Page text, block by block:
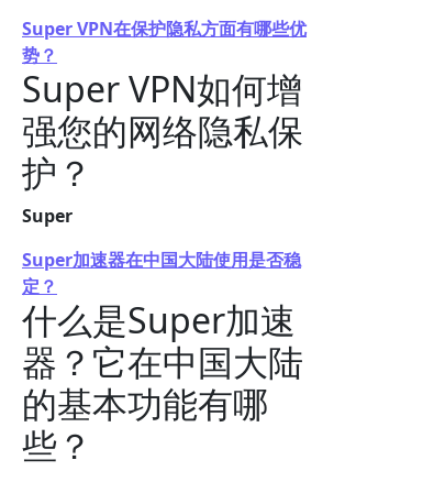
Super VPN在保护隐私方面有哪些优
势？
Super VPN如何增
强您的网络隐私保
护？
Super
Super加速器在中国大陆使用是否稳
定？
什么是Super加速
器？它在中国大陆
的基本功能有哪
些？